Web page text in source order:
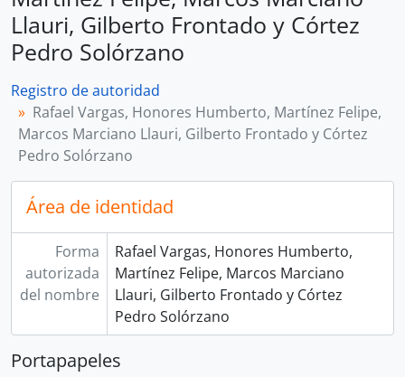
Llauri, Gilberto Frontado y Córtez
Pedro Solórzano
Registro de autoridad
Rafael Vargas, Honores Humberto, Martínez Felipe,
Marcos Marciano Llauri, Gilberto Frontado y Córtez
Pedro Solórzano
Área de identidad
Forma
autorizada
del nombre
Rafael Vargas, Honores Humberto,
Martínez Felipe, Marcos Marciano
Llauri, Gilberto Frontado y Córtez
Pedro Solórzano
Portapapeles